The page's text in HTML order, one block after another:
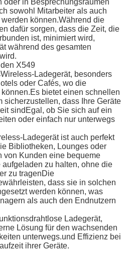
oder in Besprechungsräumen
sowohl Mitarbeiter als auch
können.Während die
dafür sorgen, dass die Zeit, die
ist, minimiert wird,
während des gesamten
X549
Wireless-Ladegerät, besonders
oder Cafés, wo die
bietet einen schnellen
sicherzustellen, dass Ihre Geräte
sindEgal, ob Sie sich auf ein
oder einfach nur unterwegs
Ladegerät ist auch perfekt
Bibliotheken, Lounges oder
von Kunden eine bequeme
aufgeladen zu halten, ohne die
zu tragenDie
dass sie in solchen
werden können, was
als auch den Endnutzern
Ladegerät,
Lösung für den wachsenden
unterwegs.und Effizienz bei
ihrer Geräte.